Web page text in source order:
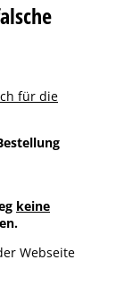
für die
keine
Webseite